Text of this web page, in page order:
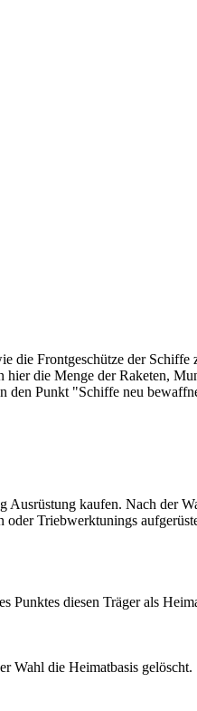
die Frontgeschütze der Schiffe
die Menge der Raketen,
den Punkt "Schiffe neu
kaufen. Nach der
Triebwerktunings
Punktes diesen Träger als
Wahl die Heimatbasis gelöscht.